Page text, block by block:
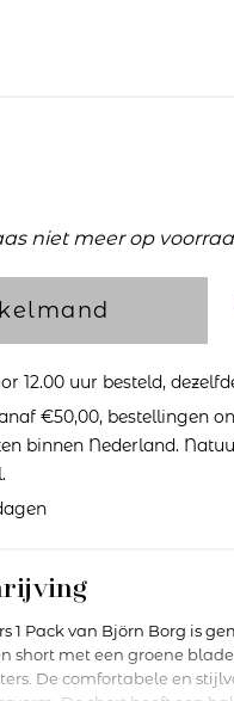
niet meer op
12.00 uur besteld,
€50,00, bestellingen
binnen Nederland.
1 Pack van Björn Borg is
short met een groene
De comfortabele en